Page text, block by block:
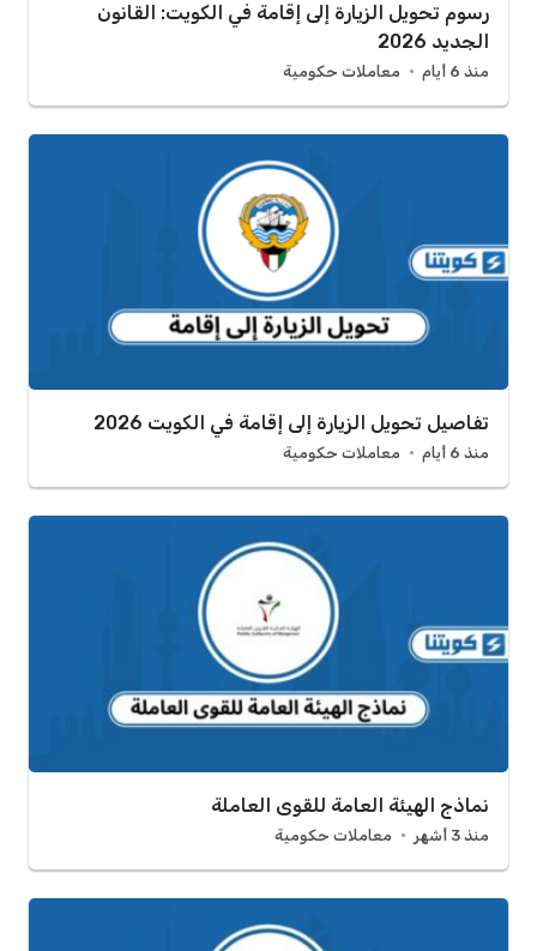
رسوم تحويل الزيارة إلى إقامة في الكويت: القانون
الجديد 2026
منذ 6 أيام معاملات حكومية
تفاصيل تحويل الزيارة إلى إقامة في الكويت 2026
منذ 6 أيام معاملات حكومية
نماذج الهيئة العامة للقوى العاملة
منذ 3 أشهر معاملات حكومية